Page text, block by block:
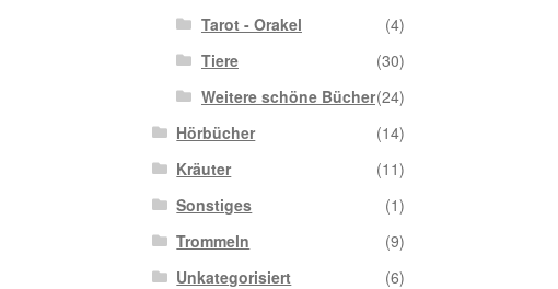
Tarot - Orakel
(4)
Tiere
(30)
Weitere schöne Bücher(24)
Hörbücher
(14)
Kräuter
(11)
Sonstiges
(1)
Trommeln
(9)
Unkategorisiert
(6)